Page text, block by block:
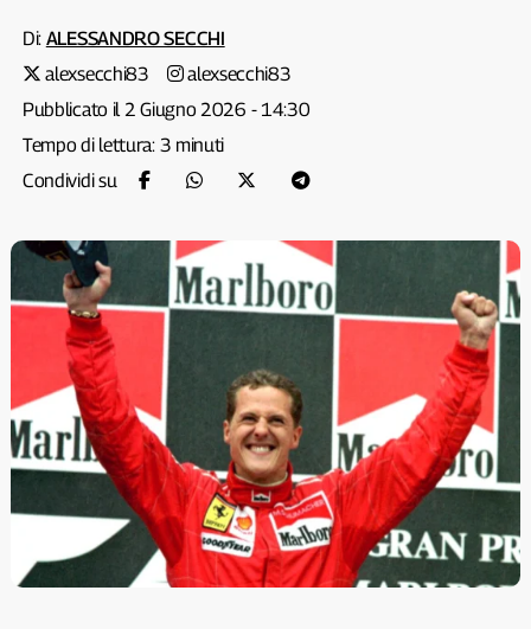
Di: ALESSANDRO SECCHI
alexsecchi83
alexsecchi83
Pubblicato il 2 Giugno 2026 - 14:30
Tempo di lettura: 3 minuti
Condividi su